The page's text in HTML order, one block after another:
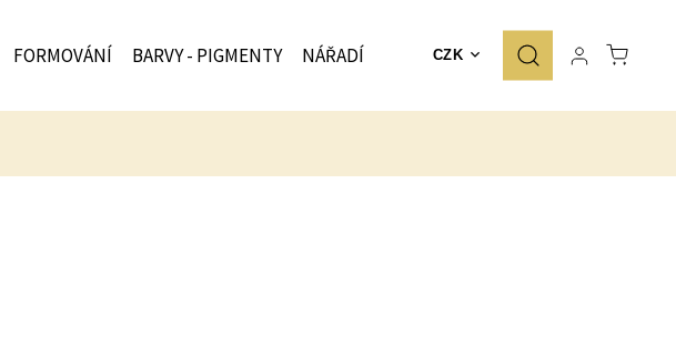
CZK
FORMOVÁNÍ BARVY - PIGMENTY NÁŘADÍ ZNAČKY